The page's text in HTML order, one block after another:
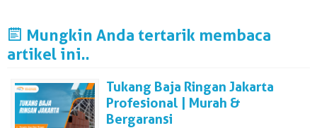
J Mungkin Anda tertarik membaca
artikel ini..
Tukang Baja Ringan Jakarta
Profesional | Murah &
Bergaransi